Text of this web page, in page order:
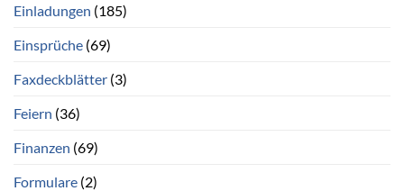
Einladungen (185)
Einsprüche (69)
Faxdeckblätter (3)
Feiern (36)
Finanzen (69)
Formulare (2)